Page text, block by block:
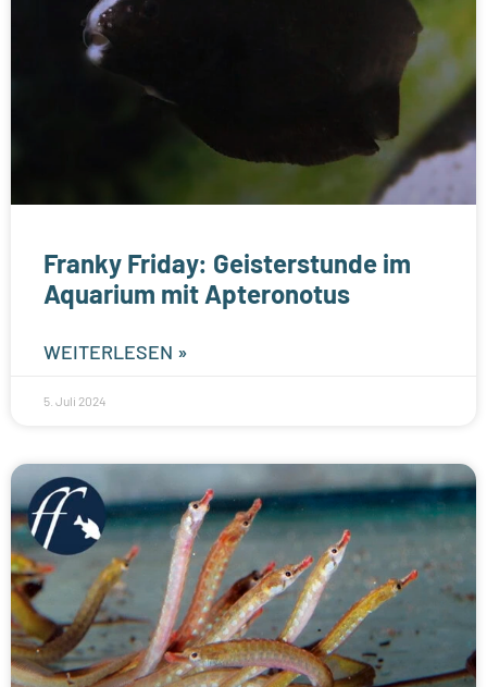
Franky Friday: Geisterstunde im
Aquarium mit Apteronotus
WEITERLESEN »
5. Juli 2024